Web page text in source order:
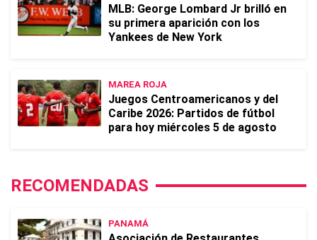
MLB: George Lombard Jr brilló en
su primera aparición con los
Yankees de New York
MAREA ROJA
Juegos Centroamericanos y del
Caribe 2026: Partidos de fútbol
para hoy miércoles 5 de agosto
RECOMENDADAS
PANAMÁ